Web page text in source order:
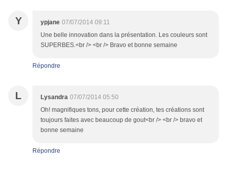
Y ypjane 07/07/2014 09:11
Une belle innovation dans la présentation. Les couleurs sont
SUPERBES.<br /> <br /> Bravo et bonne semaine
Répondre
L Lysandra 07/07/2014 05:50
Oh! magnifiques tons, pour cette création, tes créations sont
toujours faites avec beaucoup de gout<br /> <br /> bravo et
bonne semaine
Répondre